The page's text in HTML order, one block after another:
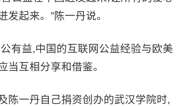
发起来。”陈一丹说。
益,中国的互联网公益经验与欧美
当互相分享和借鉴。
一丹自己捐资创办的武汉学院时,